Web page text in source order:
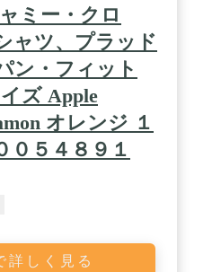
ミー・クロ
ャツ、プラッド
ン・フィット
ズ Apple
オレンジ １
０５４８９１
詳しく見る